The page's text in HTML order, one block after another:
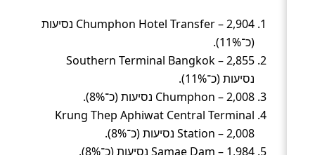
Chumphon Hotel Transfer – 2,904 נסיעות
(כ־11%).
Southern Terminal Bangkok – 2,855
נסיעות (כ־11%).
Chumphon – 2,008 נסיעות (כ־8%).
Krung Thep Aphiwat Central Terminal
Station – 2,008 נסיעות (כ־8%).
Samae Dam – 1,984 נסיעות (כ־8%).